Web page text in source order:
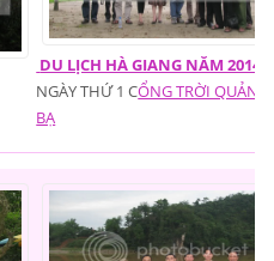
DU LỊCH HÀ GIANG NĂM 2014
NGÀY THỨ 1 CỔNG TRỜI QUẢN
BẠ